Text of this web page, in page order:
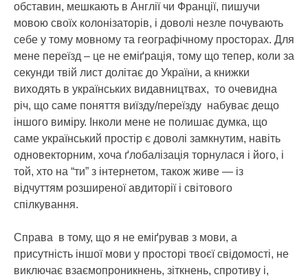
обставин, мешкають в Англії чи Франції, пишучи
мовою своїх колонізаторів, і доволі незле почувають
себе у тому мовному та географічному просторах. Для
мене переїзд – це не еміґрація, тому що тепер, коли за
секунди твій лист долітає до України, а книжки
виходять в українських видавництвах, то очевидна
річ, що саме поняття виїзду/переїзду набуває дещо
іншого виміру. Інколи мене не полишає думка, що
саме український простір є доволі замкнутим, навіть
одновекторним, хоча ґлобалізація торнулася і його, і
той, хто на “ти” з інтернетом, також живе — із
відчуттям розширеної авдиторії і світового
спілкування.
Справа в тому, що я не еміґрував з мови, а
присутність іншої мови у просторі твоєї свідомості, не
виключає взаємопроникнень, зіткнень, спротиву і,